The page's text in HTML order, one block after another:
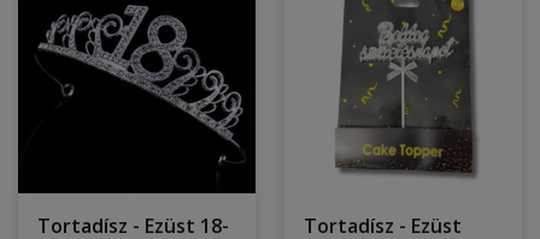
Tortadísz - Ezüst 18-
Tortadísz - Ezüst